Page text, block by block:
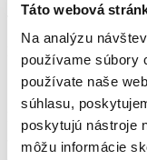
Táto webová
Na analýzu
používame súbory
používate naše
súhlasu,
poskytujú nástroje
môžu informácie
pre rodinné domy
Stav:pôvodný stav
Plocha pozemku: 1029 m